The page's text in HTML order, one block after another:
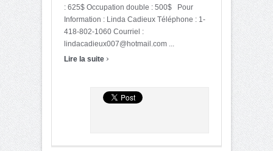
: 625$ Occupation double : 500$ Pour
Information : Linda Cadieux Téléphone : 1-
418-802-1060 Courriel :
lindacadieux007@hotmail.com
Lire la suite ›